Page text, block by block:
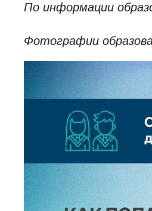
По информации
Фотографии